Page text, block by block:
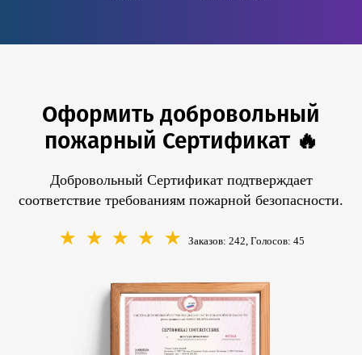
Оформить добровольный
пожарный Сертификат 🔥
Добровольный Сертификат подтверждает
соответствие требованиям пожарной безопасности.
Заказов: 242, Голосов: 45
☆
☆
☆
☆
☆